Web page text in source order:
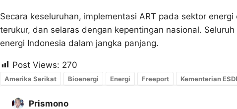
Secara keseluruhan, implementasi ART pada sektor
terukur, dan selaras dengan kepentingan nasional.
energi Indonesia dalam jangka panjang.
Post Views: 270
Amerika Serikat Bioenergi Energi Freeport Kementerian
Prismono